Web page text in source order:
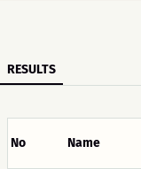
RESULTS
No Name